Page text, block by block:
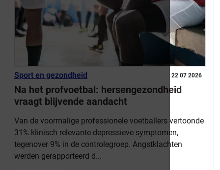
22 07 2026
Sport en gezondheid
Na het profvoetbal: hersengezondheid
vraagt blijvende aandacht
Van de voormalige professionele voetballers vertoonde
31% klinisch relevante depressieve symptomen,
tegenover 9% in de controlegroep. Angstklachten
werden gerapporteerd d...